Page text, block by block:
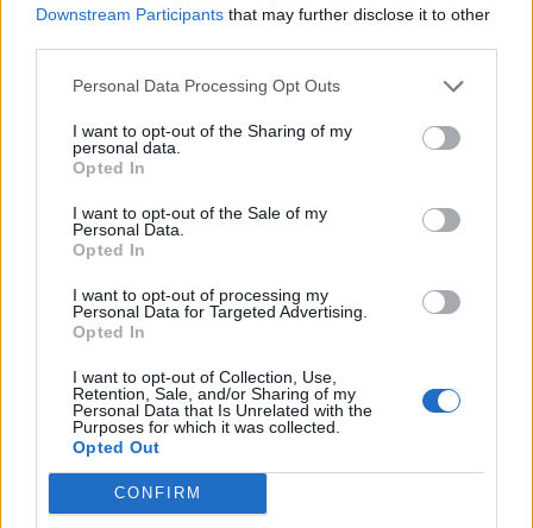
Downstream Participants that may further disclose it to other
Personal Data Processing Opt Outs
I want to opt-out of the Sharing of my
personal data.
Opted In
I want to opt-out of the Sale of my
Personal Data.
Opted In
I want to opt-out of processing my
Personal Data for Targeted Advertising.
Opted In
I want to opt-out of Collection, Use,
Retention, Sale, and/or Sharing of my
Personal Data that Is Unrelated with the
Purposes for which it was collected.
Opted Out
CONFIRM
Decora y Reforma
Alcala de Henares (Madrid)
Ver más